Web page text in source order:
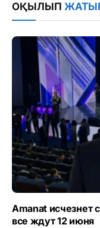
ОҚЫЛЫП
Amanat исчезнет
все ждут 12 июня